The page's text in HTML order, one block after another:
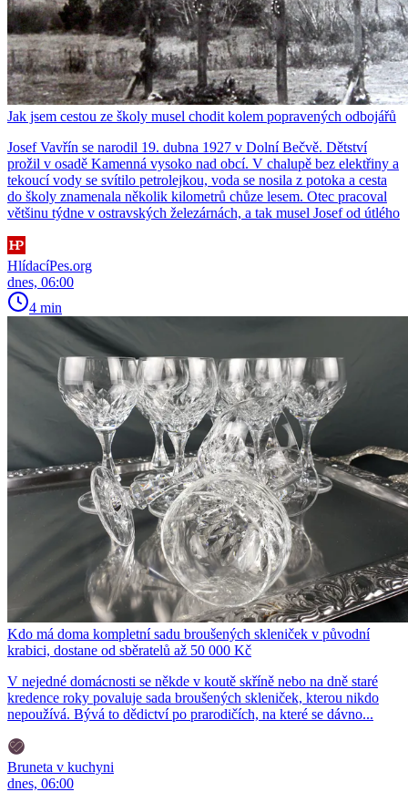
Jak jsem cestou ze školy musel chodit kolem popravených odbojářů
Josef Vavřín se narodil 19. dubna 1927 v Dolní Bečvě. Dětství
prožil v osadě Kamenná vysoko nad obcí. V chalupě bez elektřiny a
tekoucí vody se svítilo petrolejkou, voda se nosila z potoka a cesta
do školy znamenala několik kilometrů chůze lesem. Otec pracoval
většinu týdne v ostravských železárnách, a tak musel Josef od útlého
HlídacíPes.org
dnes, 06:00
4 min
Kdo má doma kompletní sadu broušených skleniček v původní
krabici, dostane od sběratelů až 50 000 Kč
V nejedné domácnosti se někde v koutě skříně nebo na dně staré
kredence roky povaluje sada broušených skleniček, kterou nikdo
nepoužívá. Bývá to dědictví po prarodičích, na které se dávno...
Bruneta v kuchyni
dnes, 06:00